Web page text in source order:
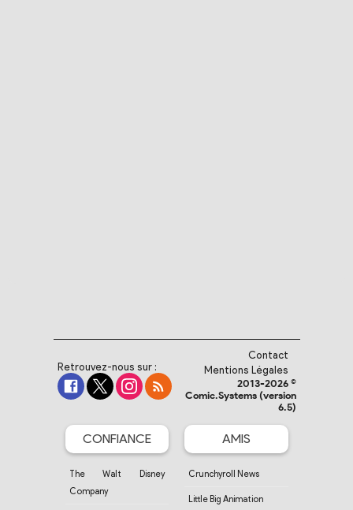
Retrouvez-nous sur :
Contact
Mentions Légales
2013-2026 ©
Comic.Systems (version
6.5)
CONFIANCE
The Walt Disney
Company
AMIS
Crunchyroll News
Little Big Animation